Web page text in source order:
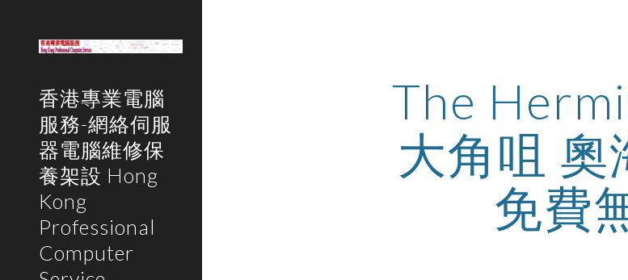
香港專業電腦
服務-網絡伺服
器電腦維修保
養架設 Hong
Kong
Professional
Computer
The
大角咀
免費